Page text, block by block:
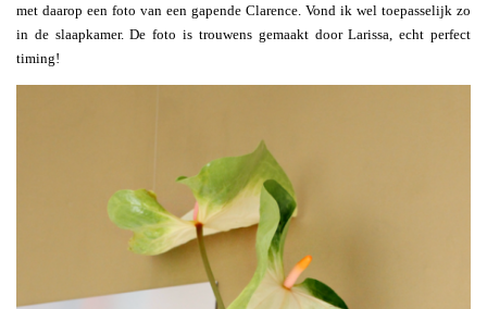
met daarop een foto van een gapende Clarence. Vond ik wel toepasselijk zo
in de slaapkamer. De foto is trouwens gemaakt door Larissa, echt perfect
timing!